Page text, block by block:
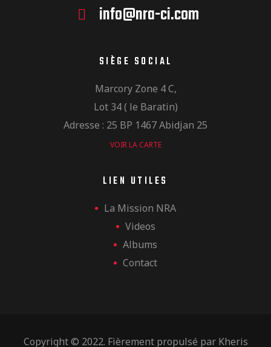
info@nra-ci.com
SIÈGE SOCIAL
Marcory Zone 4 C,
Lot 34 ( le Baratin)
Adresse : 25 BP 1467 Abidjan 25
VOIR LA CARTE
LIEN UTILES
La Mission NRA
Videos
Albums
Contact
Copyright © 2022. Fièrement propulsé par Kheris